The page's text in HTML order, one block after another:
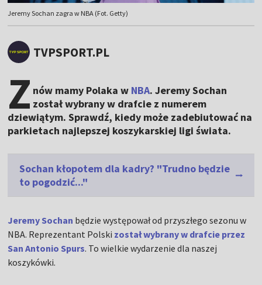
Jeremy Sochan zagra w NBA (Fot. Getty)
TVPSPORT.PL
Z nów mamy Polaka w NBA. Jeremy Sochan
został wybrany w drafcie z numerem
dziewiątym. Sprawdź, kiedy może zadebiutować na
parkietach najlepszej koszykarskiej ligi świata.
Sochan kłopotem dla kadry? "Trudno będzie
to pogodzić..."
Jeremy Sochan będzie występował od przyszłego sezonu w
NBA. Reprezentant Polski został wybrany w drafcie przez
San Antonio Spurs. To wielkie wydarzenie dla naszej
koszykówki.